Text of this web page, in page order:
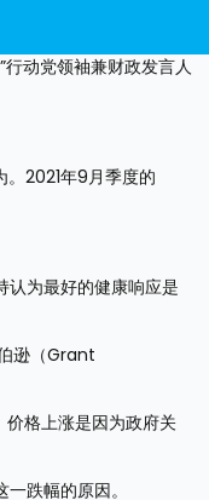
动党领袖兼财政发言人
。2021年9月季度的
认为最好的健康响应是
逊（Grant
价格上涨是因为政府关
跌幅的原因。